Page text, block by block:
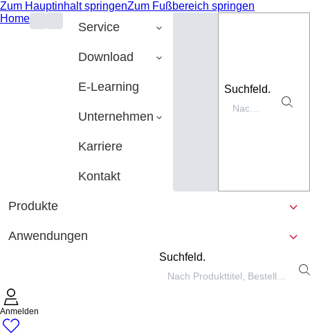
Zum Hauptinhalt springenZum Fußbereich springen
Home
Service
Download
E-Learning
Unternehmen
Karriere
Kontakt
Suchfeld.
Produkte
Anwendungen
Suchfeld.
Anmelden